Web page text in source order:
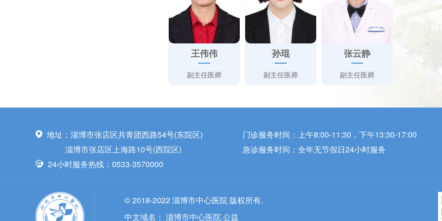
王伟伟
副主任医师
孙琨
副主任医师
张云静
副主任医师
地址：淄博市张店区共青团西路54号(东院区)
淄博市张店区上海路10号(西院区)
24小时服务热线：0533-3570000
门诊服务时间：上午8:00-11:30，下午13:30-17:00
急诊服务时间：全年无节假日24小时服务
© 2018-2022 淄博市中心医院 版权所有.
中文域名： 淄博市中心医院.公益